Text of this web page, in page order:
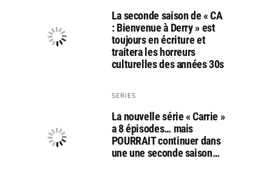
La seconde saison de « CA
: Bienvenue à Derry » est
toujours en écriture et
traitera les horreurs
culturelles des années 30s
SERIES
La nouvelle série « Carrie »
a 8 épisodes… mais
POURRAIT continuer dans
une une seconde saison…